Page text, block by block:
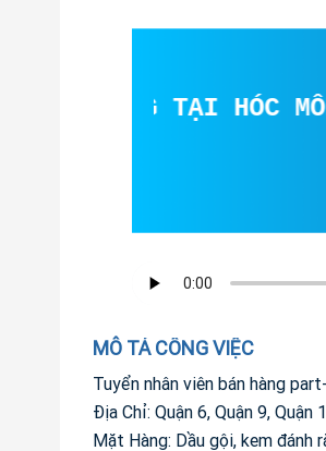
HÀNG TẠI HÓC MÔN
MÔ TẢ CÔNG VIỆC
Tuyển nhân viên bán hàng
Địa Chỉ: Quận 6, Quận 9, Quận
Mặt Hàng: Dầu gội, kem đánh